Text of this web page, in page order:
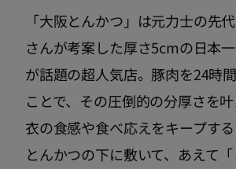
「大阪とんかつ」は元力士の先
さんが考案した厚さ5cmの日本
が話題の超人気店。豚肉を24時
ことで、その圧倒的の分厚さを叶
衣の食感や食べ応えをキープす
とんかつの下に敷いて、あえて